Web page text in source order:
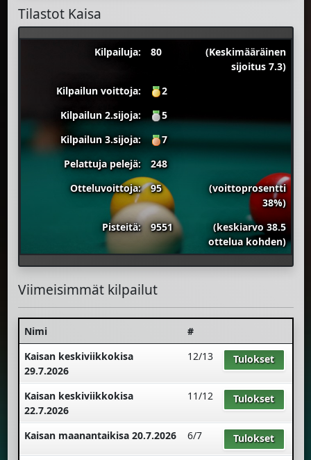
Tilastot Kaisa
Kilpailuja: 80
(Keskimääräinen
sijoitus 7.3)
Kilpailun voittoja:
2
Kilpailun 2.sijoja:
5
Kilpailun 3.sijoja:
7
Pelattuja pelejä:
248
Otteluvoittoja:
95
(voittoprosentti
38%)
Pisteitä:
9551
(keskiarvo 38.5
ottelua kohden)
Viimeisimmät kilpailut
Nimi
#
Kaisan keskiviikkokisa
29.7.2026
12/13 Tulokset
Kaisan keskiviikkokisa
22.7.2026
11/12 Tulokset
Kaisan maanantaikisa 20.7.2026 6/7 Tulokset